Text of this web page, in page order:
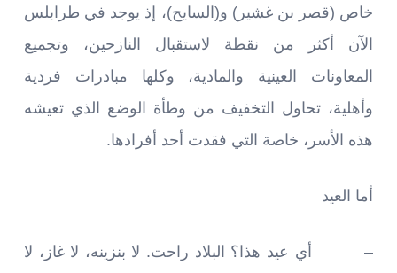
خاص (قصر بن غشير) و(السايح)، إذ يوجد في طرابلس
الآن أكثر من نقطة لاستقبال النازحين، وتجميع
المعاونات العينية والمادية، وكلها مبادرات فردية
وأهلية، تحاول التخفيف من وطأة الوضع الذي تعيشه
هذه الأسر، خاصة التي فقدت أحد أفرادها.
أما العيد
– أي عيد هذا؟ البلاد راحت. لا بنزينه، لا غاز، لا